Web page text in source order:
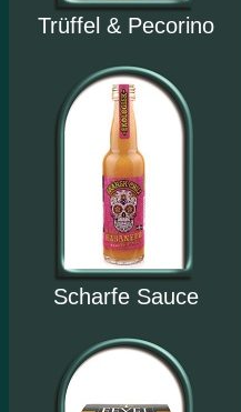
Trüffel & Pecorino
Scharfe Sauce